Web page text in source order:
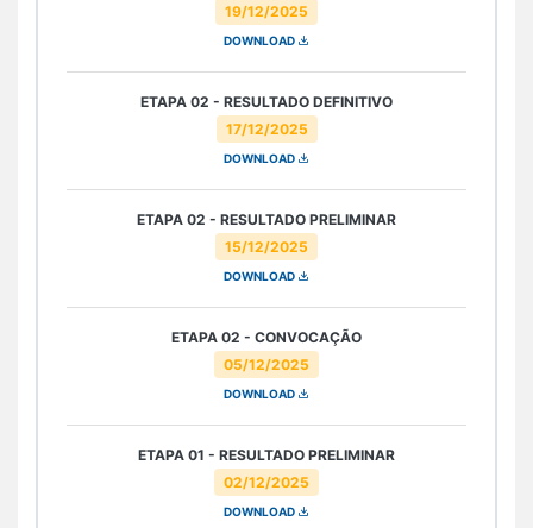
19/12/2025
DOWNLOAD
17/12/2025
ETAPA 02 - RESULTADO DEFINITIVO
DOWNLOAD
15/12/2025
ETAPA 02 - RESULTADO PRELIMINAR
DOWNLOAD
05/12/2025
ETAPA 02 - CONVOCAÇÃO
DOWNLOAD
02/12/2025
ETAPA 01 - RESULTADO PRELIMINAR
DOWNLOAD